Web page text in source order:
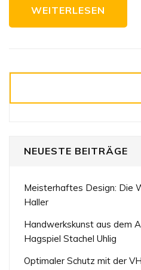
WEITERLESEN
NEUESTE BEITRÄGE
Meisterhaftes Design: Die
Haller
Handwerkskunst aus dem
Hagspiel Stachel Uhlig
Optimaler Schutz mit der